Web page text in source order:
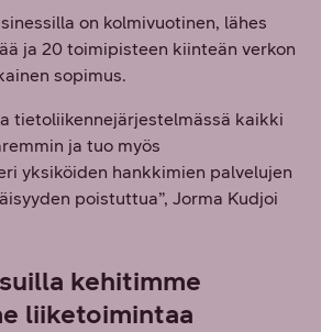
on kolmivuotinen, lähes
ja 20 toimipisteen kiinteän verkon
sopimus.
tietoliikennejärjestelmässä kaikki
ja tuo myös
yksiköiden hankkimien palvelujen
poistuttua”, Jorma Kudjoi
kehitimme
liiketoimintaa